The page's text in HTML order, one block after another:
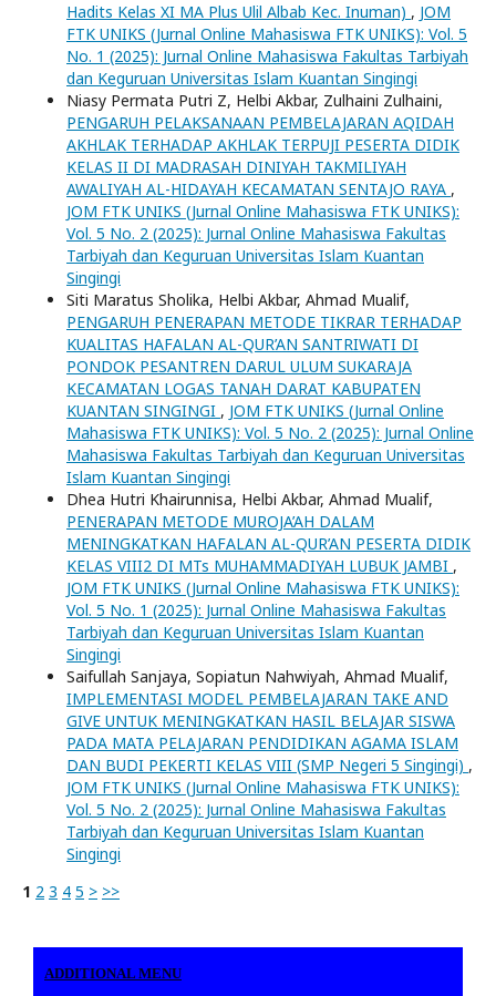
Hadits Kelas XI MA Plus Ulil Albab Kec. Inuman) , JOM
FTK UNIKS (Jurnal Online Mahasiswa FTK UNIKS): Vol. 5
No. 1 (2025): Jurnal Online Mahasiswa Fakultas Tarbiyah
dan Keguruan Universitas Islam Kuantan Singingi
Niasy Permata Putri Z, Helbi Akbar, Zulhaini Zulhaini,
PENGARUH PELAKSANAAN PEMBELAJARAN AQIDAH
AKHLAK TERHADAP AKHLAK TERPUJI PESERTA DIDIK
KELAS II DI MADRASAH DINIYAH TAKMILIYAH
AWALIYAH AL-HIDAYAH KECAMATAN SENTAJO RAYA ,
JOM FTK UNIKS (Jurnal Online Mahasiswa FTK UNIKS):
Vol. 5 No. 2 (2025): Jurnal Online Mahasiswa Fakultas
Tarbiyah dan Keguruan Universitas Islam Kuantan
Singingi
Siti Maratus Sholika, Helbi Akbar, Ahmad Mualif,
PENGARUH PENERAPAN METODE TIKRAR TERHADAP
KUALITAS HAFALAN AL-QUR’AN SANTRIWATI DI
PONDOK PESANTREN DARUL ULUM SUKARAJA
KECAMATAN LOGAS TANAH DARAT KABUPATEN
KUANTAN SINGINGI , JOM FTK UNIKS (Jurnal Online
Mahasiswa FTK UNIKS): Vol. 5 No. 2 (2025): Jurnal Online
Mahasiswa Fakultas Tarbiyah dan Keguruan Universitas
Islam Kuantan Singingi
Dhea Hutri Khairunnisa, Helbi Akbar, Ahmad Mualif,
PENERAPAN METODE MUROJA’AH DALAM
MENINGKATKAN HAFALAN AL-QUR’AN PESERTA DIDIK
KELAS VIII2 DI MTs MUHAMMADIYAH LUBUK JAMBI ,
JOM FTK UNIKS (Jurnal Online Mahasiswa FTK UNIKS):
Vol. 5 No. 1 (2025): Jurnal Online Mahasiswa Fakultas
Tarbiyah dan Keguruan Universitas Islam Kuantan
Singingi
Saifullah Sanjaya, Sopiatun Nahwiyah, Ahmad Mualif,
IMPLEMENTASI MODEL PEMBELAJARAN TAKE AND
GIVE UNTUK MENINGKATKAN HASIL BELAJAR SISWA
PADA MATA PELAJARAN PENDIDIKAN AGAMA ISLAM
DAN BUDI PEKERTI KELAS VIII (SMP Negeri 5 Singingi) ,
JOM FTK UNIKS (Jurnal Online Mahasiswa FTK UNIKS):
Vol. 5 No. 2 (2025): Jurnal Online Mahasiswa Fakultas
Tarbiyah dan Keguruan Universitas Islam Kuantan
Singingi
1 2 3 4 5 > >>
ADDITIONAL MENU